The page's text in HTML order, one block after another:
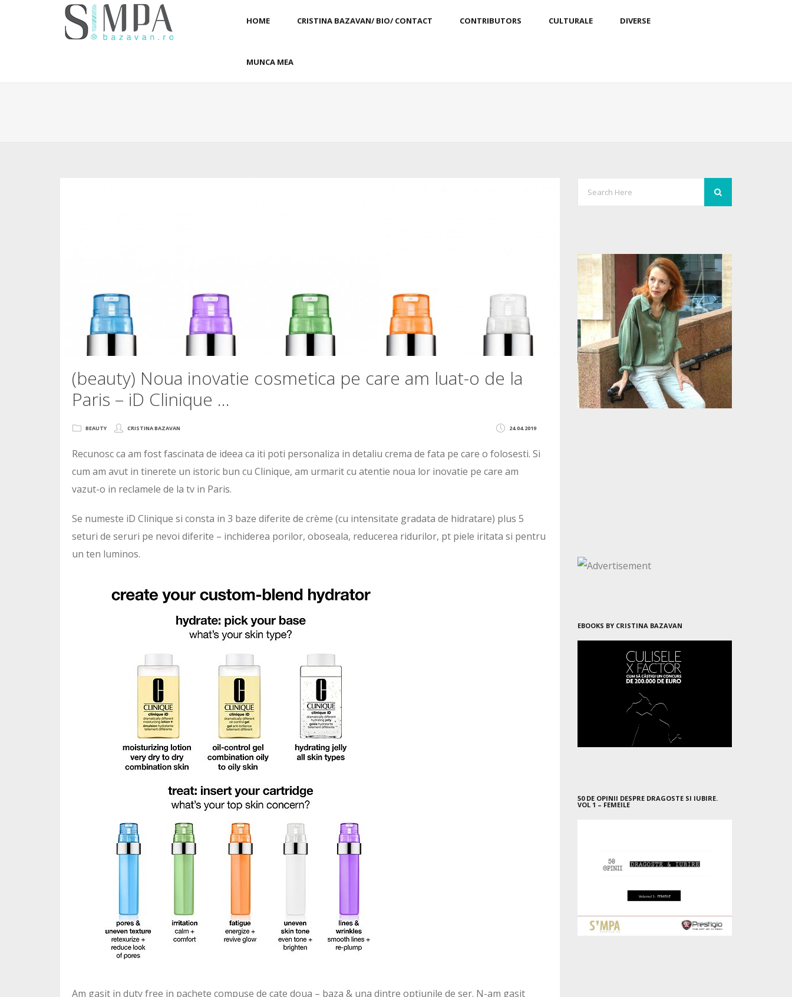
HOME CRISTINA BAZAVAN/ BIO/ CONTACT CONTRIBUTORS CULTURALE DIVERSE
MUNCA MEA
(beauty) Noua inovatie cosmetica pe care am luat-o de la
Paris – iD Clinique …
24.04.2019
BEAUTY CRISTINA BAZAVAN
Recunosc ca am fost fascinata de ideea ca iti poti personaliza in detaliu crema de fata pe care o folosesti. Si
cum am avut in tinerete un istoric bun cu Clinique, am urmarit cu atentie noua lor inovatie pe care am
vazut-o in reclamele de la tv in Paris.
Se numeste iD Clinique si consta in 3 baze diferite de crème (cu intensitate gradata de hidratare) plus 5
seturi de seruri pe nevoi diferite – inchiderea porilor, oboseala, reducerea ridurilor, pt piele iritata si pentru
un ten luminos.
Am gasit in duty free in pachete compuse de cate doua – baza & una dintre optiunile de ser. N-am gasit
EBOOKS BY CRISTINA BAZAVAN
50 DE OPINII DESPRE DRAGOSTE SI IUBIRE.
VOL 1 – FEMEILE